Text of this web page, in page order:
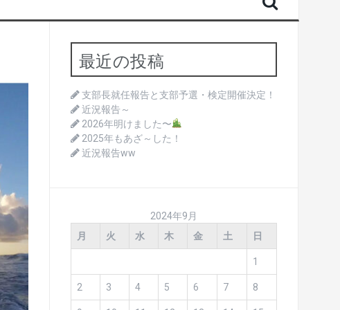
最近の投稿
支部長就任報告と支部予選・検定開催決定！
近況報告～
2026年明けました〜
2025年もあざ～した！
近況報告ww
2024年9月
月
火 水 木 金 土 日
1
2 3 4 5 6 7 8